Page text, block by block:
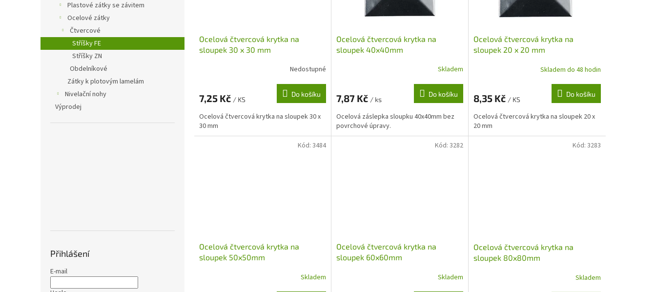
Plastové zátky se závitem
Ocelové zátky
Čtvercové
Stříšky FE
Stříšky ZN
Obdelníkové
Zátky k plotovým lamelám
Nivelační nohy
Výprodej
Přihlášení
E-mail
Ocelová čtvercová krytka na
sloupek 30 x 30 mm
Nedostupné
7,25 Kč / KS
Do košíku
Ocelová čtvercová krytka na sloupek 30 x
30 mm
Ocelová čtvercová krytka na
sloupek 40x40mm
Skladem
7,87 Kč / ks
Do košíku
Ocelová záslepka sloupku 40x40mm bez
povrchové úpravy.
Ocelová čtvercová krytka na
sloupek 20 x 20 mm
Skladem do 48 hodin
8,35 Kč / KS
Do košíku
Ocelová čtvercová krytka na sloupek 20 x
20 mm
Ocelová čtvercová krytka na
sloupek 50x50mm
Skladem
Kód: 3484
Ocelová čtvercová krytka na
sloupek 60x60mm
Skladem
Kód: 3282
Ocelová čtvercová krytka na
sloupek 80x80mm
Skladem
Kód: 3283